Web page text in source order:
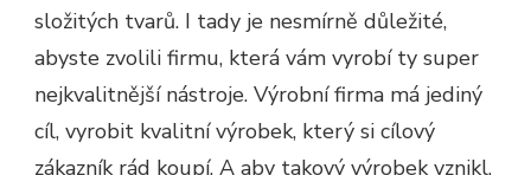
složitých tvarů. I tady je nesmírně důležité,
abyste zvolili firmu, která vám vyrobí ty super
nejkvalitnější nástroje. Výrobní firma má jediný
cíl, vyrobit kvalitní výrobek, který si cílový
zákazník rád koupí. A aby takový výrobek vznikl,